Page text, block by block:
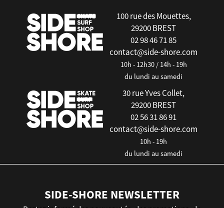
100 rue des Mouettes,
29200 BREST
02 98 46 71 85
contact@side-shore.com
10h - 12h30 / 14h - 19h
du lundi au samedi
30 rue Yves Collet,
29200 BREST
02 56 31 86 91
contact@side-shore.com
10h - 19h
du lundi au samedi
SIDE-SHORE NEWSLETTER